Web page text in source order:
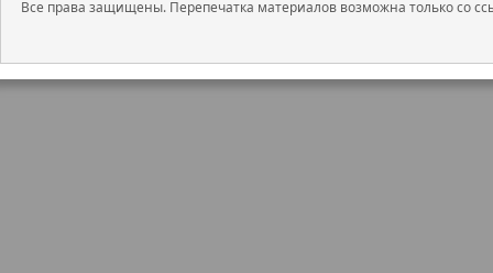
Все права защищены. Перепечатка материалов возможна только со